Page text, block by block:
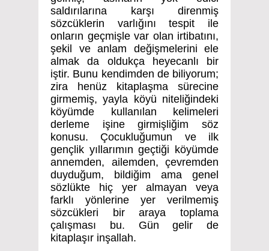
saldırılarına karşı direnmiş
sözcüklerin varlığını tespit ile
onların geçmişle var olan irtibatını,
şekil ve anlam değişmelerini ele
almak da oldukça heyecanlı bir
iştir. Bunu kendimden de biliyorum;
zira henüz kitaplaşma sürecine
girmemiş, yayla köyü niteliğindeki
köyümde kullanılan kelimeleri
derleme işine girmişliğim söz
konusu. Çocukluğumun ve ilk
gençlik yıllarımın geçtiği köyümde
annemden, ailemden, çevremden
duyduğum, bildiğim ama genel
sözlükte hiç yer almayan veya
farklı yönlerine yer verilmemiş
sözcükleri bir araya toplama
çalışması bu. Gün gelir de
kitaplaşır inşallah.